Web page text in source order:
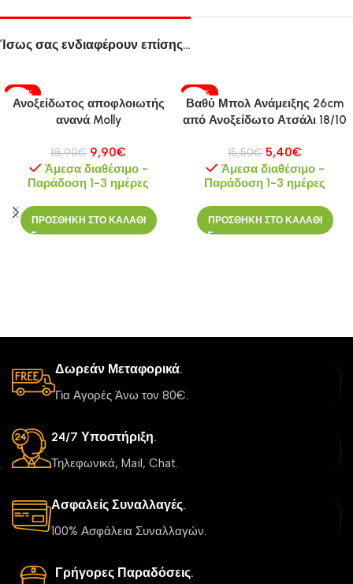
Ίσως σας ενδιαφέρουν επίσης…
-48%
Ανοξείδωτος αποφλοιωτής
ανανά Molly
18,90€ 9,90€
Άμεσα διαθέσιμο -
Παράδοση 1-3 ημέρες
ΠΡΟΣΘΗΚΗ ΣΤΟ ΚΑΛΑΘΙ
-65%
Βαθύ Μπολ Ανάμειξης 26cm
από Ανοξείδωτο Ατσάλι 18/10
15,50€ 5,40€
Άμεσα διαθέσιμο -
Παράδοση 1-3 ημέρες
ΠΡΟΣΘΗΚΗ ΣΤΟ ΚΑΛΑΘΙ
Δωρεάν Μεταφορικά.
Για Αγορές Άνω τον 80€.
24/7 Υποστήριξη.
Τηλεφωνικά, Mail, Chat.
Ασφαλείς Συναλλαγές.
100% Ασφάλεια Συναλλαγών.
Γρήγορες Παραδόσεις.